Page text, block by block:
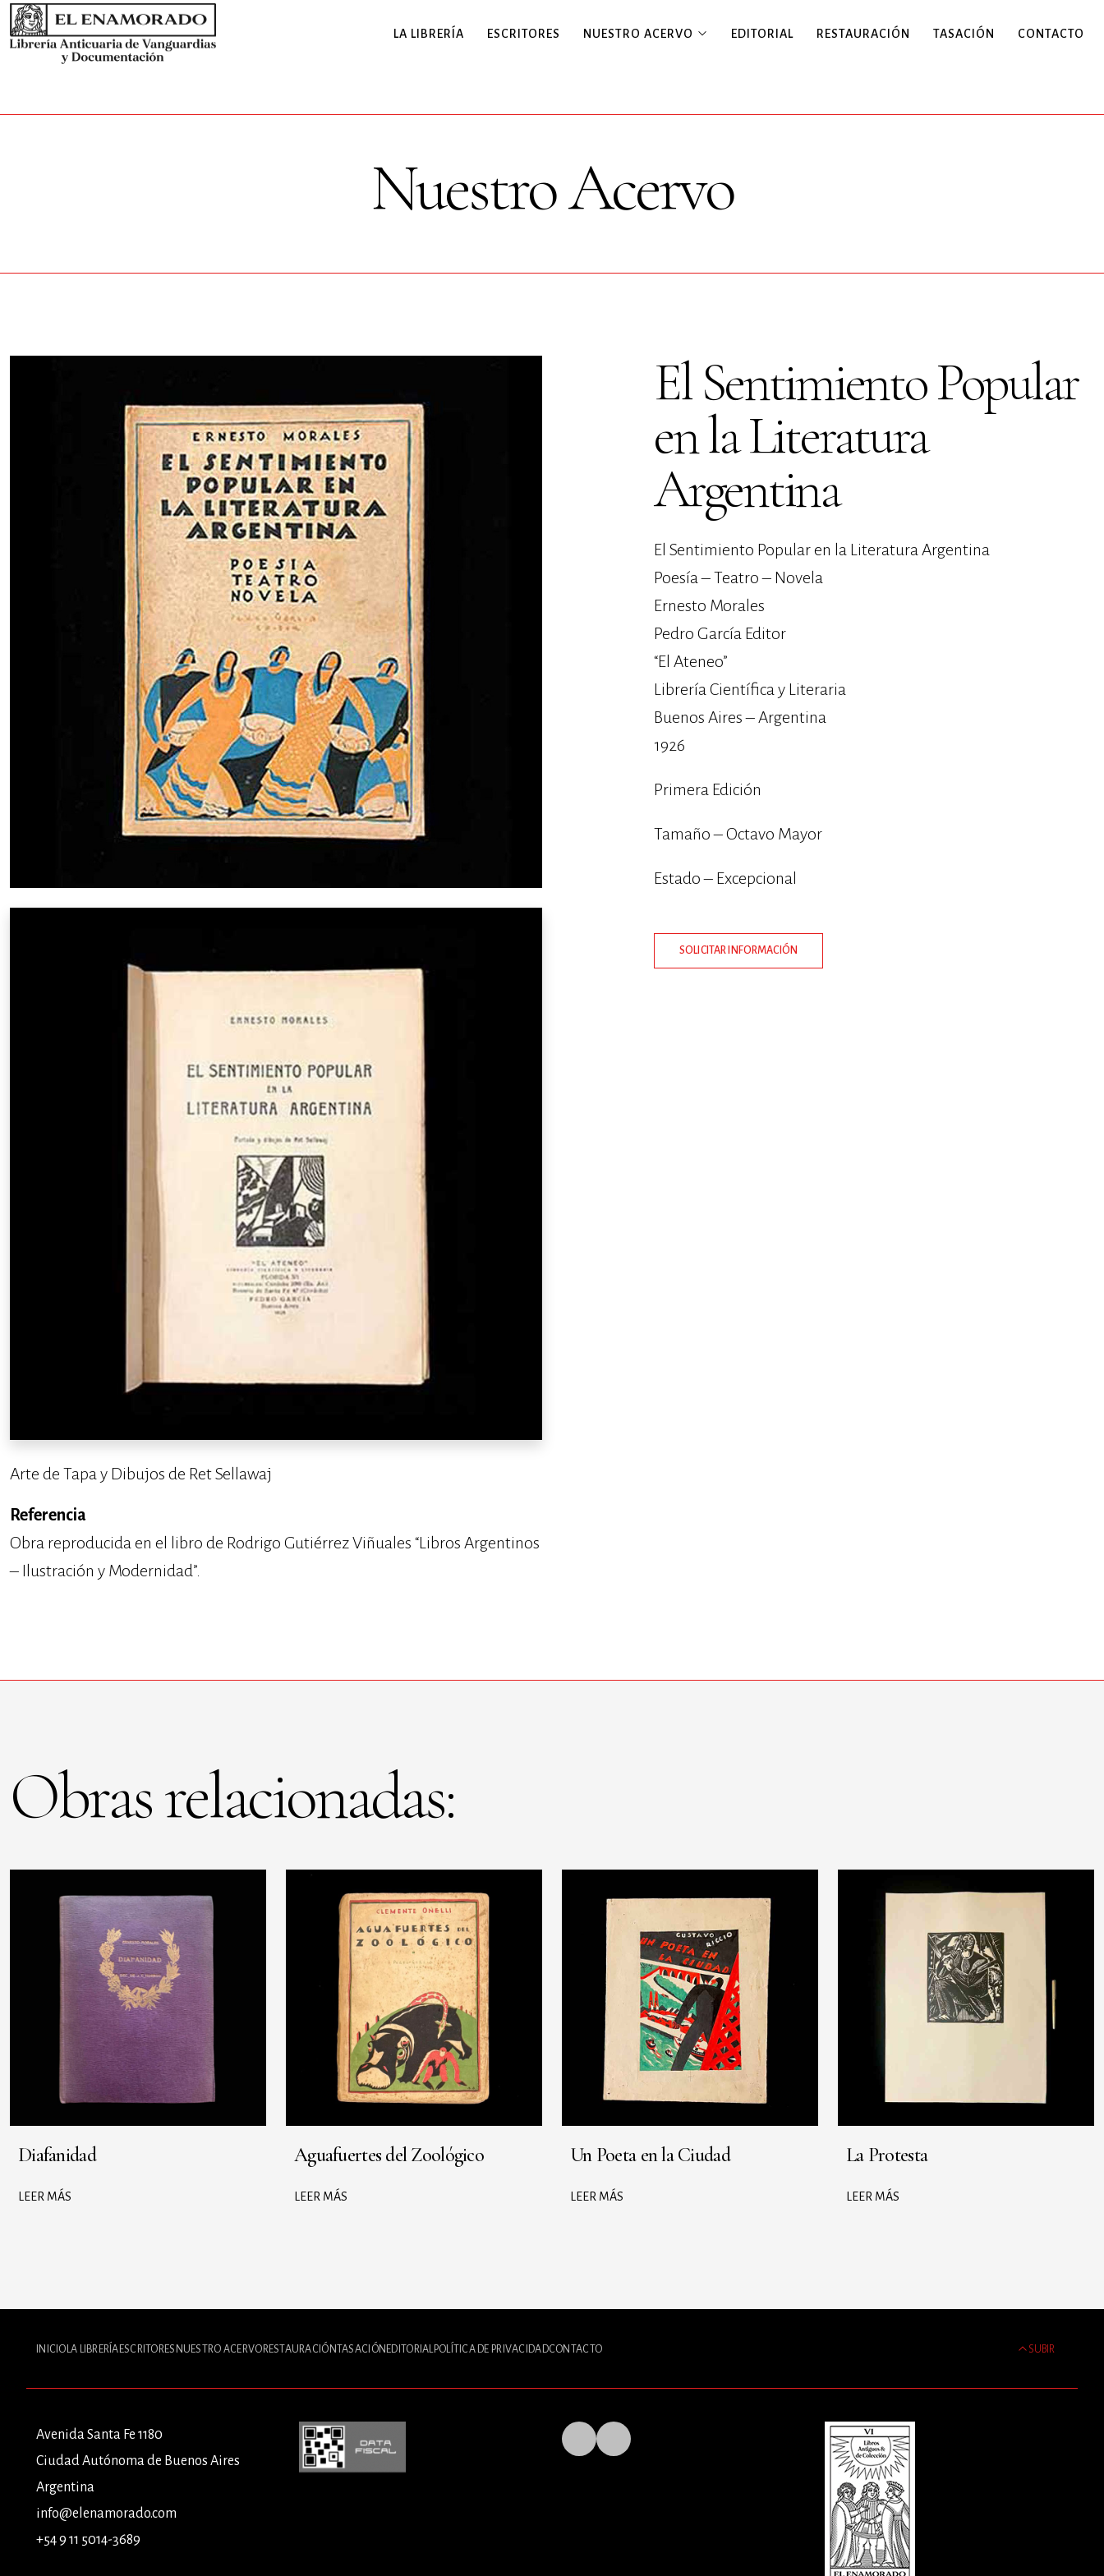
LA LIBRERÍA ESCRITORES NUESTRO ACERVO EDITORIAL RESTAURACIÓN TASACIÓN CONTACTO
Nuestro Acervo
Arte de Tapa y Dibujos de Ret Sellawaj
Referencia
Obra reproducida en el libro de Rodrigo Gutiérrez Viñuales “Libros Argentinos
– Ilustración y Modernidad”.
El Sentimiento Popular
en la Literatura
Argentina
El Sentimiento Popular en la Literatura Argentina
Poesía – Teatro – Novela
Ernesto Morales
Pedro García Editor
“El Ateneo”
Librería Científica y Literaria
Buenos Aires – Argentina
1926
Primera Edición
Tamaño – Octavo Mayor
Estado – Excepcional
SOLICITAR INFORMACIÓN
Obras relacionadas:
Diafanidad
LEER MÁS
Aguafuertes del Zoológico
LEER MÁS
Un Poeta en la Ciudad
LEER MÁS
La Protesta
LEER MÁS
INICIO LA LIBRERÍA ESCRITORES NUESTRO ACERVO RESTAURACIÓN TASACIÓN EDITORIALPOLÍTICA DE PRIVACIDADCONTACTO SUBIR
Avenida Santa Fe 1180
Ciudad Autónoma de Buenos Aires
Argentina
info@elenamorado.com
+54 9 11 5014-3689